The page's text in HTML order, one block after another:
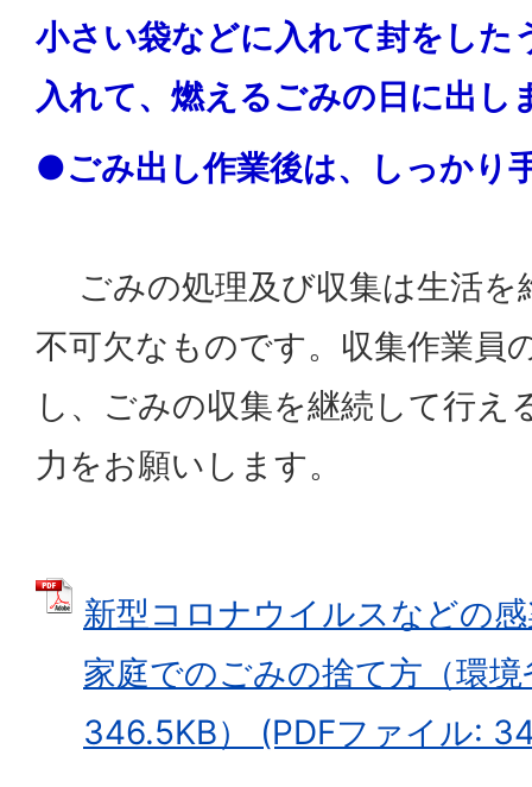
小さい袋などに入れて封をした
入れて、燃えるごみの日に出し
●ごみ出し作業後は、しっかり
ごみの処理及び収集は生活
不可欠なものです。収集作業員
し、ごみの収集を継続して行え
力をお願いします。
新型コロナウイルスなどの
家庭でのごみの捨て方（環境
346.5KB） (PDFファイル: